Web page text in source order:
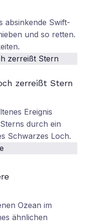
absinkende Swift-
und so retten.
zerreißt Stern
Ereignis
durch ein
Schwarzes Loch.
Ozean im
ähnlichen